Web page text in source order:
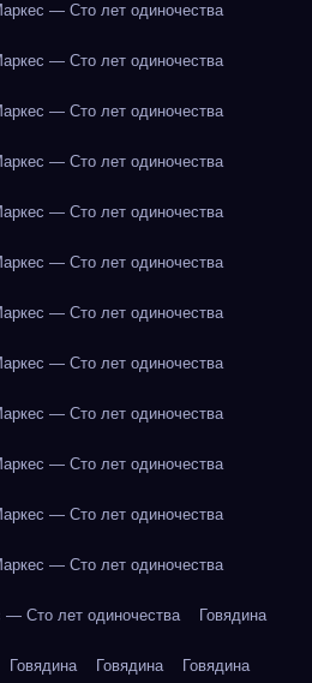
— Сто лет одиночества
— Сто лет одиночества
— Сто лет одиночества
— Сто лет одиночества
— Сто лет одиночества
— Сто лет одиночества
— Сто лет одиночества
— Сто лет одиночества
— Сто лет одиночества
— Сто лет одиночества
— Сто лет одиночества
— Сто лет одиночества
— Сто лет одиночества Говядина
Говядина Говядина Говядина